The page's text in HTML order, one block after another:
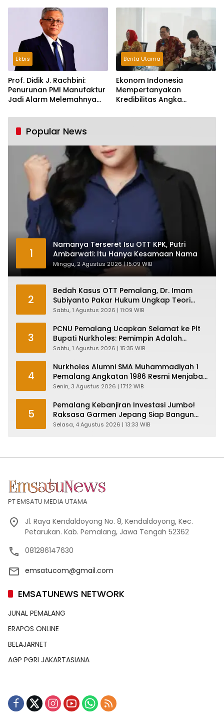
Ekbis
Prof. Didik J. Rachbini:
Penurunan PMI Manufaktur
Jadi Alarm Melemahnya
Berita Utama
Ekonom Indonesia
Mempertanyakan
Kredibilitas Angka
Tumbuh Tapi Rapuh
Popular News
1
Namanya Terseret Isu OTT KPK, Putri
Ambarwati: Itu Hanya Kesamaan Nama
Minggu, 2 Agustus 2026 | 15:09 WIB
2
Bedah Kasus OTT Pemalang, Dr. Imam
Subiyanto Pakar Hukum Ungkap Teori
Penyertaan KPK
Sabtu, 1 Agustus 2026 | 11:09 WIB
3
PCNU Pemalang Ucapkan Selamat ke Plt
Bupati Nurkholes: Pemimpin Adalah
Pelayan Rakyat!
Sabtu, 1 Agustus 2026 | 15:35 WIB
4
Nurkholes Alumni SMA Muhammadiyah 1
Pemalang Angkatan 1986 Resmi Menjabat
Plt Bupati, Inilah Pesan Ketua Asmam 86
Senin, 3 Agustus 2026 | 17:12 WIB
5
Pemalang Kebanjiran Investasi Jumbo!
Raksasa Garmen Jepang Siap Bangun
Pabrik dan Serap Ribuan Tenaga Kerja
Selasa, 4 Agustus 2026 | 13:33 WIB
PT EMSATU MEDIA UTAMA
Jl. Raya Kendaldoyong No. 8, Kendaldoyong, Kec.
Petarukan. Kab. Pemalang, Jawa Tengah 52362
081286147630
emsatucom@gmail.com
EMSATUNEWS NETWORK
JUNAL PEMALANG
ERAPOS ONLINE
BELAJARNET
AGP PGRI JAKARTASIANA